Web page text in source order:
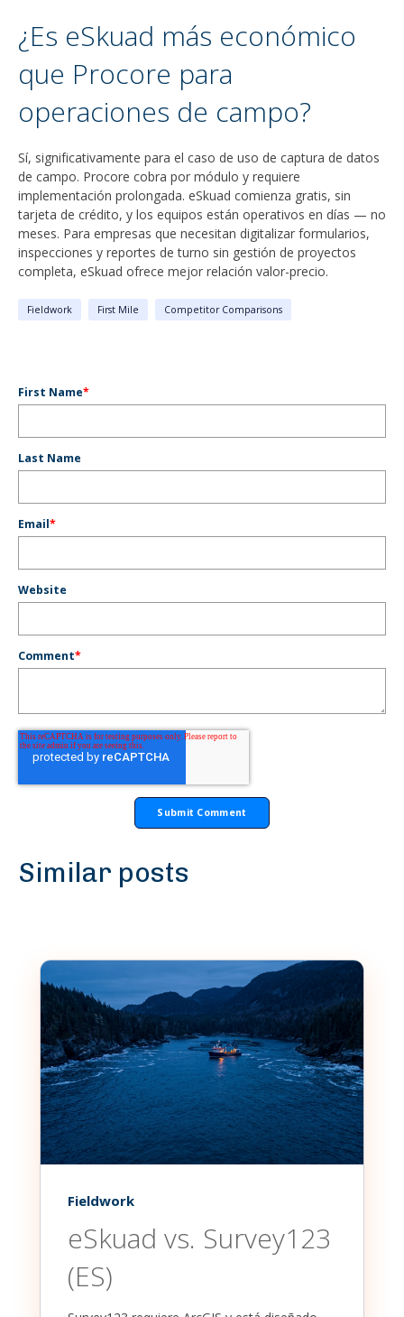
¿Es eSkuad más económico
que Procore para
operaciones de campo?
Sí, significativamente para el caso de uso de captura de datos
de campo. Procore cobra por módulo y requiere
implementación prolongada. eSkuad comienza gratis, sin
tarjeta de crédito, y los equipos están operativos en días — no
meses. Para empresas que necesitan digitalizar formularios,
inspecciones y reportes de turno sin gestión de proyectos
completa, eSkuad ofrece mejor relación valor-precio.
Fieldwork First Mile Competitor Comparisons
First Name*
Last Name
Email*
Website
Comment*
Similar posts
Fieldwork
eSkuad vs. Survey123
(ES)